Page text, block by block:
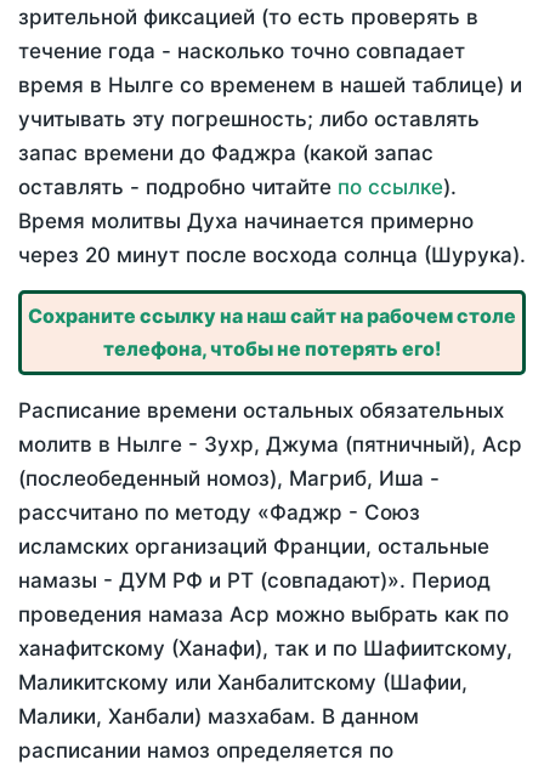
зрительной фиксацией (то есть проверять в
течение года - насколько точно совпадает
время в Нылге со временем в нашей таблице) и
учитывать эту погрешность; либо оставлять
запас времени до Фаджра (какой запас
оставлять - подробно читайте по ссылке).
Время молитвы Духа начинается примерно
через 20 минут после восхода солнца (Шурука).
Сохраните ссылку на наш сайт на рабочем столе
телефона, чтобы не потерять его!
Расписание времени остальных обязательных
молитв в Нылге - Зухр, Джума (пятничный), Аср
(послеобеденный номоз), Магриб, Иша -
рассчитано по методу «Фаджр - Союз
исламских организаций Франции, остальные
намазы - ДУМ РФ и РТ (совпадают)». Период
проведения намаза Аср можно выбрать как по
ханафитскому (Ханафи), так и по Шафиитскому,
Маликитскому или Ханбалитскому (Шафии,
Малики, Ханбали) мазхабам. В данном
расписании намоз определяется по